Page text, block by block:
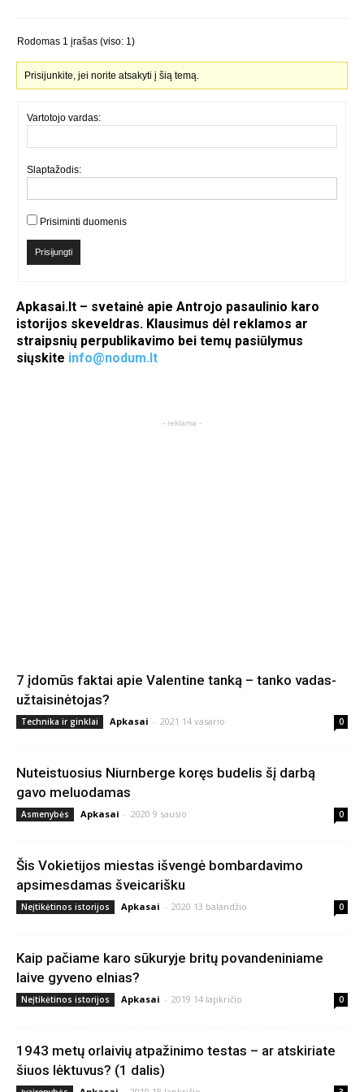
Rodomas 1 įrašas (viso: 1)
Prisijunkite, jei norite atsakyti į šią temą.
Vartotojo vardas:
Slaptažodis:
Prisiminti duomenis
Prisijungti
Apkasai.lt – svetainė apie Antrojo pasaulinio karo
istorijos skeveldras. Klausimus dėl reklamos ar
straipsnių perpublikavimo bei temų pasiūlymus
siųskite info@nodum.lt
- reklama -
7 įdomūs faktai apie Valentine tanką – tanko vadas-
užtaisinėtojas?
Technika ir ginklai Apkasai - 2021 14 vasario 0
Nuteistuosius Niurnberge koręs budelis šį darbą
gavo meluodamas
Asmenybės Apkasai - 2020 9 sausio 0
Šis Vokietijos miestas išvengė bombardavimo
apsimesdamas šveicarišku
Neįtikėtinos istorijos Apkasai - 2020 13 balandžio 0
Kaip pačiame karo sūkuryje britų povandeniniame
laive gyveno elnias?
Neįtikėtinos istorijos Apkasai - 2019 14 lapkričio 0
1943 metų orlaivių atpažinimo testas – ar atskiriate
šiuos lėktuvus? (1 dalis)